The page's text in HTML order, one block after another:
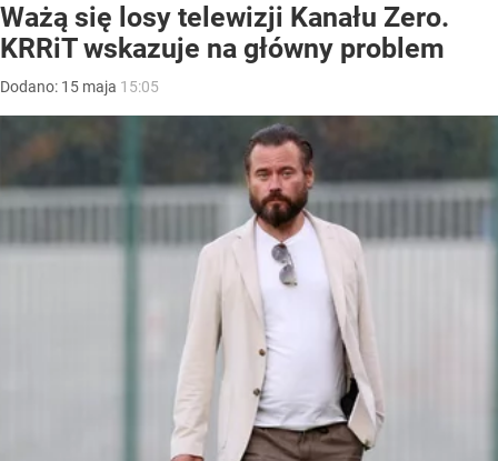
Ważą się losy telewizji Kanału Zero.
KRRiT wskazuje na główny problem
Dodano: 15 maja 15:05